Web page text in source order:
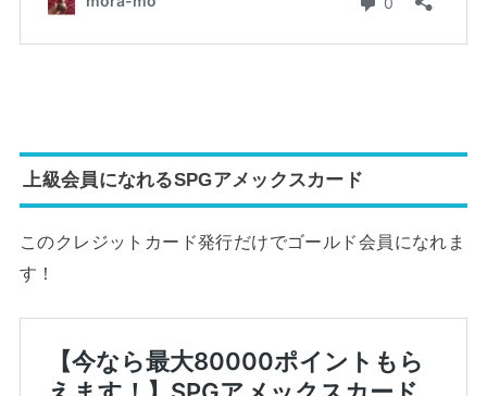
上級会員になれるSPGアメックスカード
このクレジットカード発行だけでゴールド会員になれま
す！